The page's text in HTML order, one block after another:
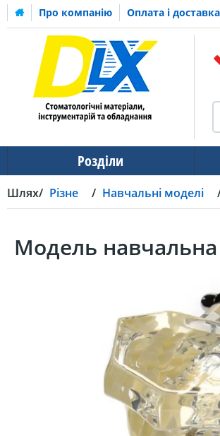
Про компанію Оплата і доставка
Розділи
Шлях Різне Навчальні моделі
Модель навчальна